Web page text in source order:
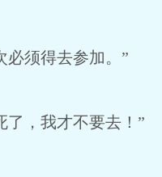
须得去参加。”
，我才不要去！”